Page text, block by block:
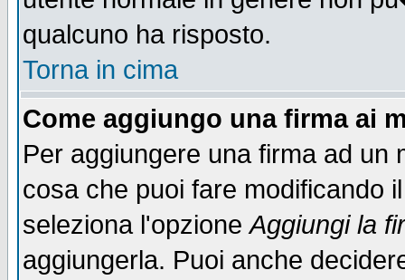
qualcuno ha risposto.
Torna in cima
Come aggiungo una firma ai
Per aggiungere una firma ad un
cosa che puoi fare modificando
seleziona l'opzioneAggiungi la
aggiungerla. Puoi anche